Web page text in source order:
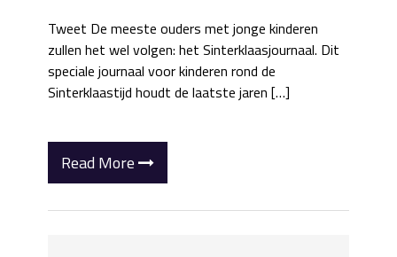
Tweet De meeste ouders met jonge kinderen
zullen het wel volgen: het Sinterklaasjournaal. Dit
speciale journaal voor kinderen rond de
Sinterklaastijd houdt de laatste jaren […]
Read More